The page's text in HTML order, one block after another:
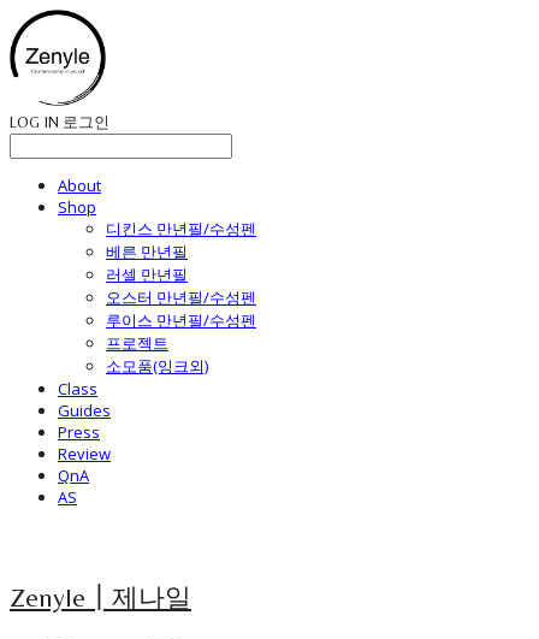
LOG IN 로그인
About
Shop
디킨스 만년필/수성펜
베른 만년필
러셀 만년필
오스터 만년필/수성펜
루이스 만년필/수성펜
프로젝트
소모품(잉크외)
Class
Guides
Press
Review
QnA
AS
Zenyle┃제나일